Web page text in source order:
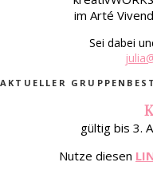
im Arté
Sei dabei
AKTUELLER
gültig bis 3.
Nutze diesen